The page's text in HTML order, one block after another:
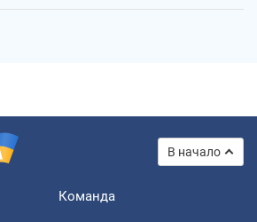
В начало
Команда